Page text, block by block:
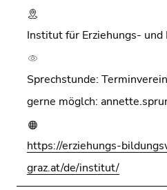
Institut für Erziehungs-
Sprechstunde:
gerne möglch:
https://erziehungs-
graz.at/de/institut/